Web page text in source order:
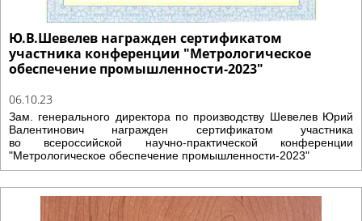
Ю.В.Шевелев награжден сертификатом
участника конференции "Метрологическое
обеспечение промышленности-2023"
06.10.23
Зам. генерального директора по производству Шевелев Юрий
Валентинович награжден сертификатом участника
во всероссийской научно-практической конференции
"Метрологическое обеспечение промышленности-2023"